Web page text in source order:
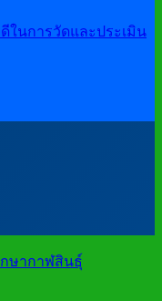
ในการวัดและประเมิน